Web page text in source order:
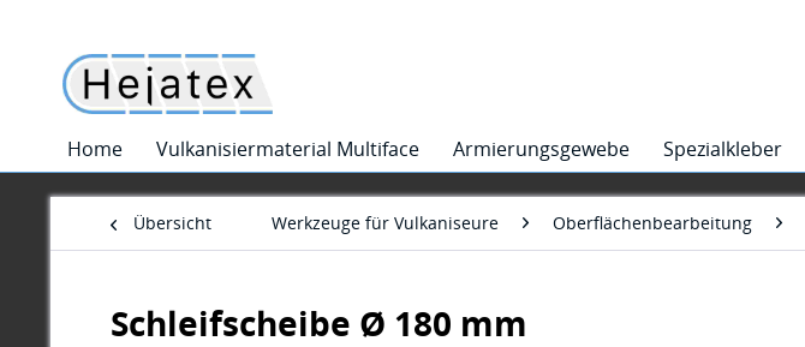
Home Vulkanisiermaterial Multiface Armierungsgewebe Spezialkleber
Übersicht Werkzeuge für Vulkaniseure Oberflächenbearbeitung
Schleifscheibe Ø 180 mm